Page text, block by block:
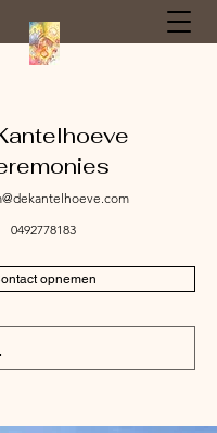
0492778183
opnemen